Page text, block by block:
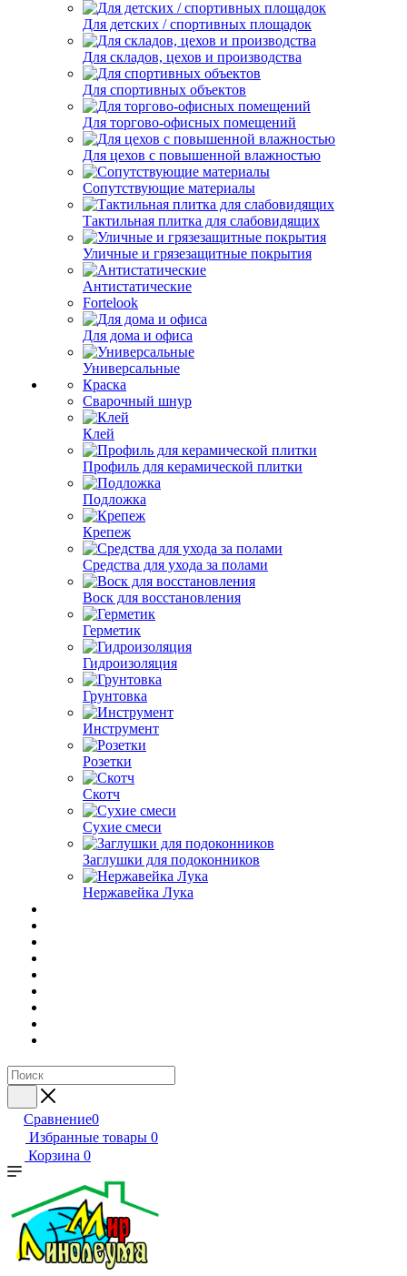
Для детских / спортивных площадок
Для складов, цехов и производства
Для спортивных объектов
Для торгово-офисных помещений
Для цехов с повышенной влажностью
Сопутствующие материалы
Тактильная плитка для слабовидящих
Уличные и грязезащитные покрытия
Антистатические
Fortelook
Для дома и офиса
Универсальные
Краска
Сварочный шнур
Клей
Профиль для керамической плитки
Подложка
Крепеж
Средства для ухода за полами
Воск для восстановления
Герметик
Гидроизоляция
Грунтовка
Инструмент
Розетки
Скотч
Сухие смеси
Заглушки для подоконников
Нержавейка Лука
Сравнение0
Избранные товары 0
Корзина 0